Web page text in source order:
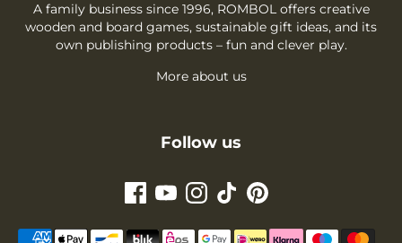
A family business since 1996, ROMBOL offers creative
wooden and board games, sustainable gift ideas, and its
own publishing products – fun and clever play.
More about us
Follow us
Payment